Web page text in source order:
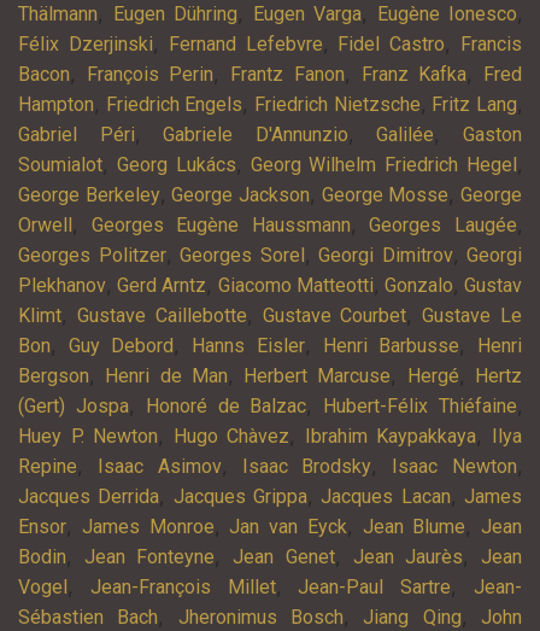
Thälmann, Eugen Dühring, Eugen Varga, Eugène Ionesco,
Félix Dzerjinski, Fernand Lefebvre, Fidel Castro,
Francis
Bacon, François Perin, Frantz Fanon, Franz Kafka,
Fred
Hampton, Friedrich Engels, Friedrich Nietzsche, Fritz Lang,
Gabriel Péri,Gabriele D'Annunzio,Galilée,Gaston
Soumialot, Georg Lukács, Georg Wilhelm Friedrich Hegel ,
George Berkeley,George Jackson, George Mosse,George
Orwell , Georges Eugène Haussmann,Georges Laugée,
Georges Politzer, Georges Sorel , Georgi Dimitrov, Georgi
Plekhanov,Gerd Arntz, Giacomo Matteotti, Gonzalo,Gustav
Klimt, Gustave Caillebotte, Gustave Courbet,Gustave Le
Bon, Guy Debord , Hanns Eisler, Henri Barbusse,
Henri
Bergson, Henri de Man, Herbert Marcuse, Hergé,
Hertz
(Gert) Jospa, Honoré de Balzac, Hubert-Félix Thiéfaine,
Huey P. Newton, Hugo Chàvez, Ibrahim Kaypakkaya,
Ilya
Repine, Isaac Asimov, Isaac Brodsky, Isaac Newton,
Jacques Derrida, Jacques Grippa, Jacques Lacan, James
Ensor, James Monroe, Jan van Eyck, Jean Blume, Jean
Bodin, Jean Fonteyne, Jean Genet, Jean Jaurès, Jean
Vogel , Jean-François Millet, Jean-Paul Sartre, Jean-
Sébastien Bach, Jheronimus Bosch, Jiang Qing, John